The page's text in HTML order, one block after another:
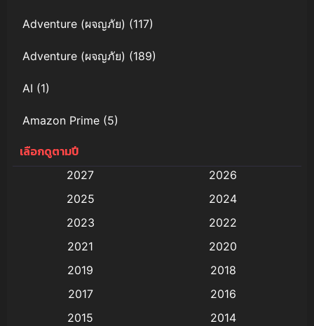
Adventure (ผจญภัย) (117)
Adventure (ผจญภัย) (189)
AI (1)
Amazon Prime (5)
Anal (ประตูหลัง)
Animation การ์ตูน
Animation อนิเมะ
Animation แอนิเมชัน
เลือกดูตามปี
2027
2026
2025
2024
2023
2022
2021
2020
2019
2018
2017
2016
2015
2014